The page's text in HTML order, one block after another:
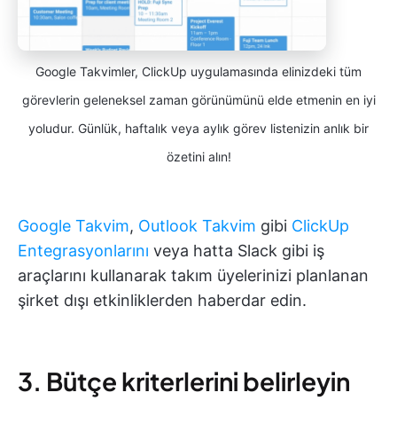
Google Takvimler, ClickUp uygulamasında elinizdeki tüm
görevlerin geleneksel zaman görünümünü elde etmenin en iyi
yoludur. Günlük, haftalık veya aylık görev listenizin anlık bir
özetini alın!
Google Takvim, Outlook Takvim gibi ClickUp
Entegrasyonlarını veya hatta Slack gibi iş
araçlarını kullanarak takım üyelerinizi planlanan
şirket dışı etkinliklerden haberdar edin.
3. Bütçe kriterlerini belirleyin